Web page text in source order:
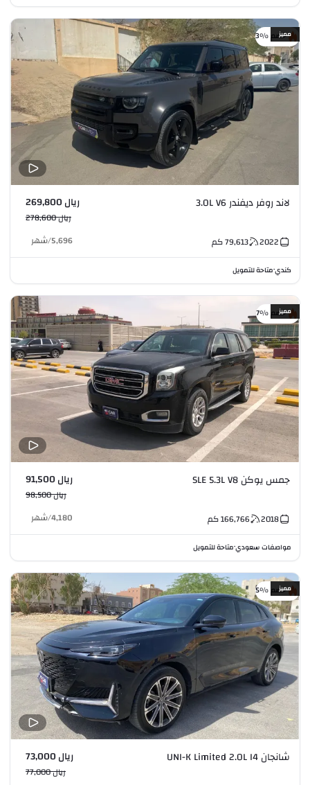
خصم %3مميز
لاند روفر ديفندر 3.0L V6 ريال 269,800
ريال 278,600
2022
79,613كم 5,696
/شهر
كندي•متاحة للتمويل
خصم %7مميز
جمس يوكن SLE 5.3L V8 ريال 91,500
ريال 98,500
2018
166,766كم 4,180
/شهر
مواصفات سعودي•متاحة للتمويل
خصم %5مميز
شانجان UNI-K Limited 2.0L I4 ريال 73,000
ريال 77,000